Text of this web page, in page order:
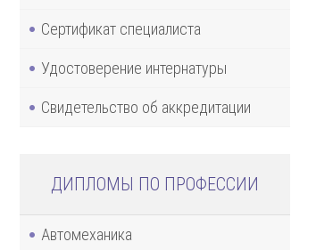
Сертификат специалиста
Удостоверение интернатуры
Свидетельство об аккредитации
ДИПЛОМЫ ПО ПРОФЕССИИ
Автомеханика